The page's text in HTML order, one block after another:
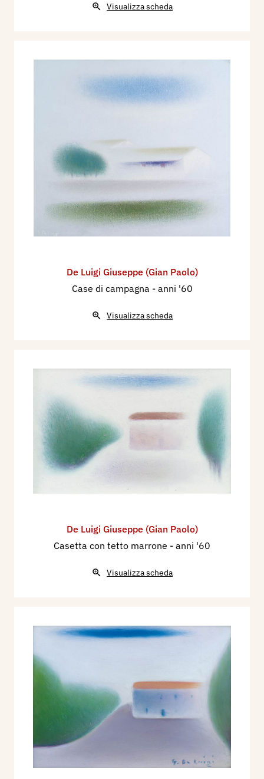
Visualizza scheda
De Luigi Giuseppe (Gian Paolo)
Case di campagna - anni '60
Visualizza scheda
De Luigi Giuseppe (Gian Paolo)
Casetta con tetto marrone - anni '60
Visualizza scheda